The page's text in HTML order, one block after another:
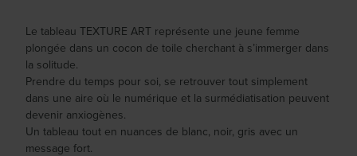
Le tableau TEXTURE ART représente une jeune femme
plongée dans un cocon de toile cherchant à s’immerger dans
la solitude.
Prendre du temps pour soi, se retrouver tout simplement
dans une aire où le numérique et la surmédiatisation peuvent
devenir anxiogènes.
Un tableau tout en nuances de blanc, noir, gris avec un
message fort.